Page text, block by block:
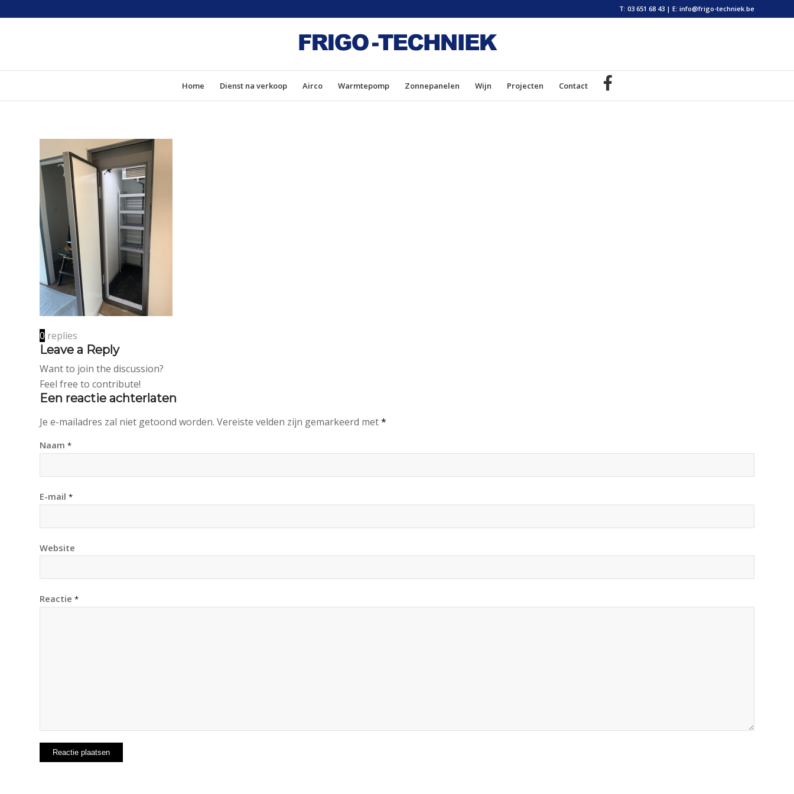
T: 03 651 68 43 | E: info@frigo-techniek.be
Home Dienst na verkoop Airco Warmtepomp Zonnepanelen Wijn Projecten Contact
0 replies
Leave a Reply
Want to join the discussion?
Feel free to contribute!
Een reactie achterlaten
Je e-mailadres zal niet getoond worden. Vereiste velden zijn gemarkeerd met*
Naam *
E-mail *
Website
Reactie *